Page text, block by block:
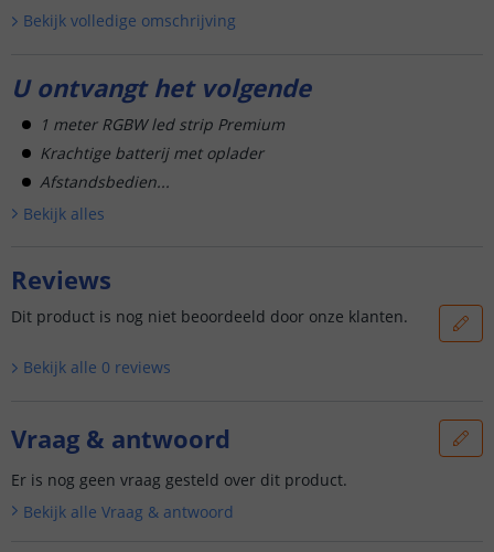
Bekijk volledige omschrijving
U ontvangt het volgende
1 meter RGBW led strip Premium
Krachtige batterij met oplader
Afstandsbedien...
Bekijk alles
Reviews
Dit product is nog niet beoordeeld door onze klanten.
Bekijk alle 0 reviews
Vraag & antwoord
Er is nog geen vraag gesteld over dit product.
Bekijk alle Vraag & antwoord